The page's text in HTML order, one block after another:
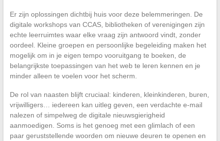
Er zijn oplossingen dichtbij huis voor deze belemmeringen. De
digitale workshops van CCAS, bibliotheken of verenigingen zijn
echte leerruimtes waar elke vraag zijn antwoord vindt, zonder
oordeel. Kleine groepen en persoonlijke begeleiding maken het
mogelijk om in je eigen tempo vooruitgang te boeken, de
belangrijkste toepassingen van het web te leren kennen en je
minder alleen te voelen voor het scherm.
De rol van naasten blijft cruciaal: kinderen, kleinkinderen, buren,
vrijwilligers… iedereen kan uitleg geven, een verdachte e-mail
nalezen of simpelweg de digitale nieuwsgierigheid
aanmoedigen. Soms is het genoeg met een glimlach of een
paar geruststellende woorden om nieuwe deuren te openen en